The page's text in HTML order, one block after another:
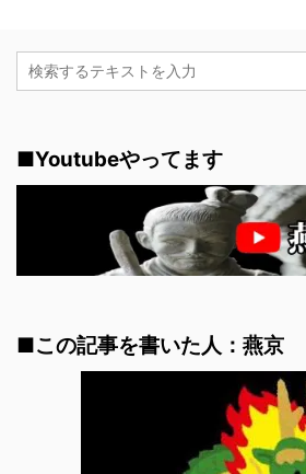
■Youtubeやってます
■この記事を書いた人：燕京